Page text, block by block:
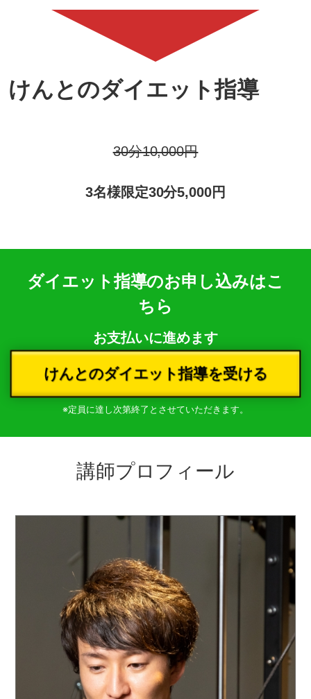
けんとのダイエット指導
30分10,000円
3名様限定30分5,000円
ダイエット指導のお申し込みはこ
ちら
お支払いに進めます
けんとのダイエット指導を受ける
※定員に達し次第終了とさせていただきます。
講師プロフィール